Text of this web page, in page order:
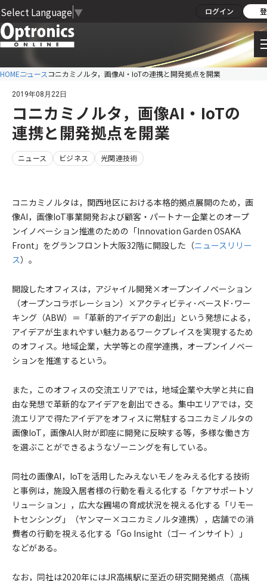
Select Language ▼ ログイン
HOMEニュースコニカミノルタ，画像AI・IoTの連携と開発拠点を開業
2019年08月22日
コニカミノルタ，画像AI・IoTの
連携と開発拠点を開業
ニュース ビジネス 光関連技術
コニカミノルタは，関西地区における本格的拠点展開のため，画
像AI，画像IoT事業開発および顧客・パートナー企業とのオープ
ンイノベーション推進のための「Innovation Garden OSAKA
Front」をグランフロント大阪32階に開設した（ニュースリリー
ス）。
開設したオフィスは，アジャイル開発×オープンイノベーション
（オープンコラボレーション）×アクティビティ･ベースド･ワー
キング（ABW）＝「革新的アイデアの創出」という発想による，
アイデアが生まれやすい魅力あるワークプレイスを実現するため
のオフィス。地域企業，大学等との産学連携，オープンイノベー
ションを推進するという。
また，このオフィスの交流エリアでは，地域企業や大学と共に自
由な発想で革新的なアイデアを創出できる。集中エリアでは，交
流エリアで得たアイデアをオフィスに常駐するコニカミノルタの
画像IoT，画像AI人財が即座に開発に反映する等，多様な働き方
を選ぶことができるようなゾーニングを有している。
同社の画像AI，IoTを活用したみえないモノをみえる化する技術
と事例は，施設入居者様の行動を看える化する「ケアサポートソ
リューション」，広大な圃場の育成状況を視える化する「リモー
トセンシング」（ヤンマー×コニカミノルタ連携），店舗での消
費者の行動を視える化する「Go Insight（ゴー インサイト）」
などがある。
なお，同社は2020年にはJR高槻駅に至近の研究開発拠点（高槻